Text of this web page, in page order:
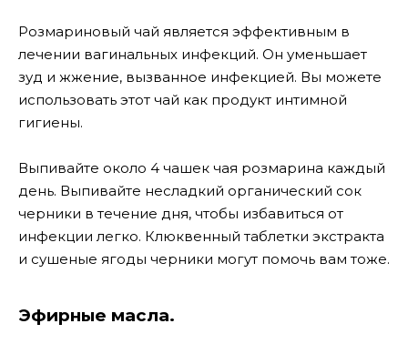
Розмариновый чай является эффективным в
лечении вагинальных инфекций. Он уменьшает
зуд и жжение, вызванное инфекцией. Вы можете
использовать этот чай как продукт интимной
гигиены.
Выпивайте около 4 чашек чая розмарина каждый
день. Выпивайте несладкий органический сок
черники в течение дня, чтобы избавиться от
инфекции легко. Клюквенный таблетки экстракта
и сушеные ягоды черники могут помочь вам тоже.
Эфирные масла.